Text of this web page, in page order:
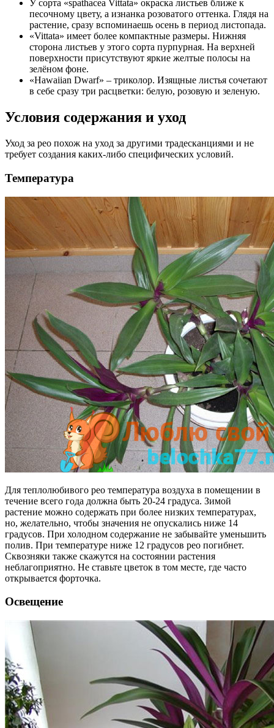
У сорта «spathacea Vittata» окраска листьев ближе к
песочному цвету, а изнанка розоватого оттенка. Глядя на
растение, сразу вспоминаешь осень в период листопада.
«Vittata» имеет более компактные размеры. Нижняя
сторона листьев у этого сорта пурпурная. На верхней
поверхности присутствуют яркие желтые полосы на
зелёном фоне.
«Hawaiian Dwarf» – триколор. Изящные листья сочетают
в себе сразу три расцветки: белую, розовую и зеленую.
Условия содержания и уход
Уход за рео похож на уход за другими традесканциями и не
требует создания каких-либо специфических условий.
Температура
Для теплолюбивого рео температура воздуха в помещении в
течение всего года должна быть 20-24 градуса. Зимой
растение можно содержать при более низких температурах,
но, желательно, чтобы значения не опускались ниже 14
градусов. При холодном содержание не забывайте уменьшить
полив. При температуре ниже 12 градусов реo погибнет.
Сквозняки также скажутся на состоянии растения
неблагоприятно. Не ставьте цветок в том месте, где часто
открывается форточка.
Освещение